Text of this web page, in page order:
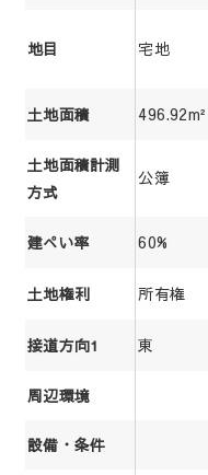
地目 宅地
土地面積 496.92m²
土地面積計測
方式
公簿
建ぺい率 60%
土地権利 所有権
接道方向1 東
周辺環境
設備・条件